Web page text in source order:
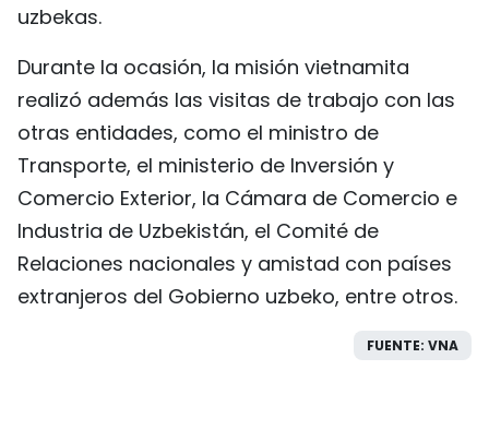
uzbekas.
Durante la ocasión, la misión vietnamita
realizó además las visitas de trabajo con las
otras entidades, como el ministro de
Transporte, el ministerio de Inversión y
Comercio Exterior, la Cámara de Comercio e
Industria de Uzbekistán, el Comité de
Relaciones nacionales y amistad con países
extranjeros del Gobierno uzbeko, entre otros.
FUENTE: VNA